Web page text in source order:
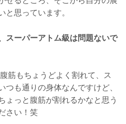
と思っています。
スーパーアトム級は問題ないで
筋もちょうどよく割れて、ス
つも通りの身体なんですけど、
ょっと腹筋が割れるかなと思う
さい！笑